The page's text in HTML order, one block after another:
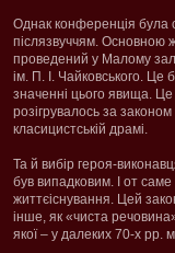
Однак конференція була
післязвуччям. Основною
проведений у Малому
ім. П. І. Чайковського. Це
значенні цього явища.
розігрувалось за законом
класицистській драмі.
Та й вибір героя-
був випадковим. І от
життєіснування. Цей
інше, як «чиста
якої – у далеких 70-х рр.